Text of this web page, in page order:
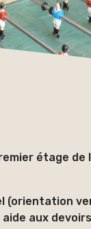
étage de
(orientation
aux